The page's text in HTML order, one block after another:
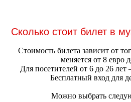
Сколько стоит билет в
Стоимость билета зависит от
меняется от 8 евро
Для посетителей от 6 до 26 лет
Бесплатный вход для
Можно выбрать